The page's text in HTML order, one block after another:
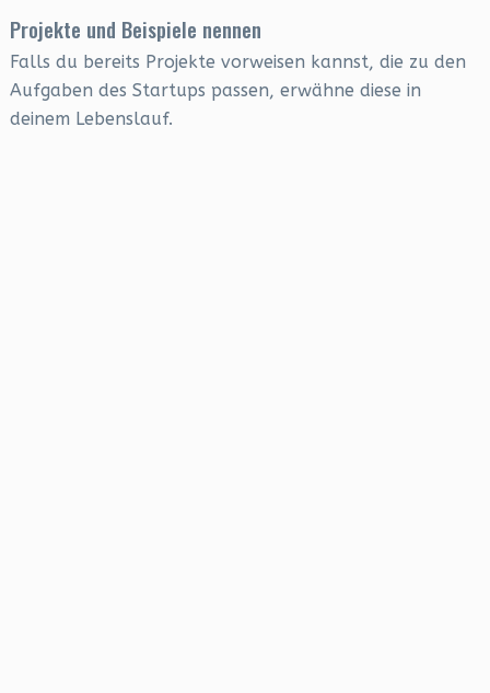
Projekte und Beispiele nennen
Falls du bereits Projekte vorweisen kannst, die zu den
Aufgaben des Startups passen, erwähne diese in
deinem Lebenslauf.